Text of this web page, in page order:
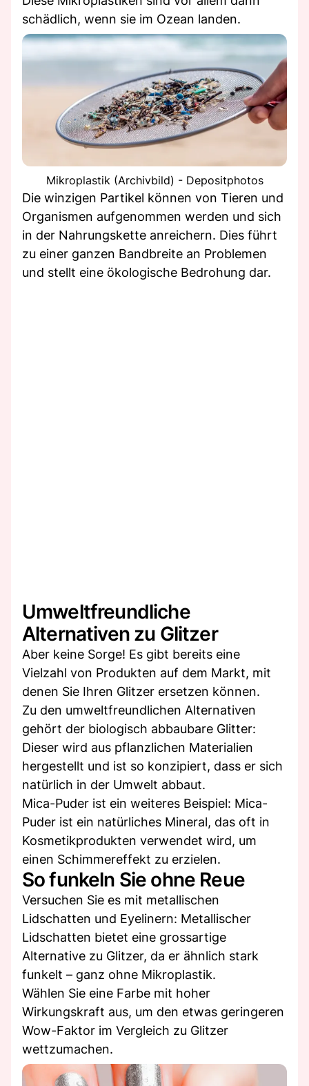
schädlich, wenn sie im Ozean landen.
Mikroplastik (Archivbild) - Depositphotos
Die winzigen Partikel können von Tieren und
Organismen aufgenommen werden und sich
in der Nahrungskette anreichern. Dies führt
zu einer ganzen Bandbreite an Problemen
und stellt eine ökologische Bedrohung dar.
Umweltfreundliche
Alternativen zu Glitzer
Aber keine Sorge! Es gibt bereits eine
Vielzahl von Produkten auf dem Markt, mit
denen Sie Ihren Glitzer ersetzen können.
Zu den umweltfreundlichen Alternativen
gehört der biologisch abbaubare Glitter:
Dieser wird aus pflanzlichen Materialien
hergestellt und ist so konzipiert, dass er sich
natürlich in der Umwelt abbaut.
Mica-Puder ist ein weiteres Beispiel: Mica-
Puder ist ein natürliches Mineral, das oft in
Kosmetikprodukten verwendet wird, um
einen Schimmereffekt zu erzielen.
So funkeln Sie ohne Reue
Versuchen Sie es mit metallischen
Lidschatten und Eyelinern: Metallischer
Lidschatten bietet eine grossartige
Alternative zu Glitzer, da er ähnlich stark
funkelt – ganz ohne Mikroplastik.
Wählen Sie eine Farbe mit hoher
Wirkungskraft aus, um den etwas geringeren
Wow-Faktor im Vergleich zu Glitzer
wettzumachen.